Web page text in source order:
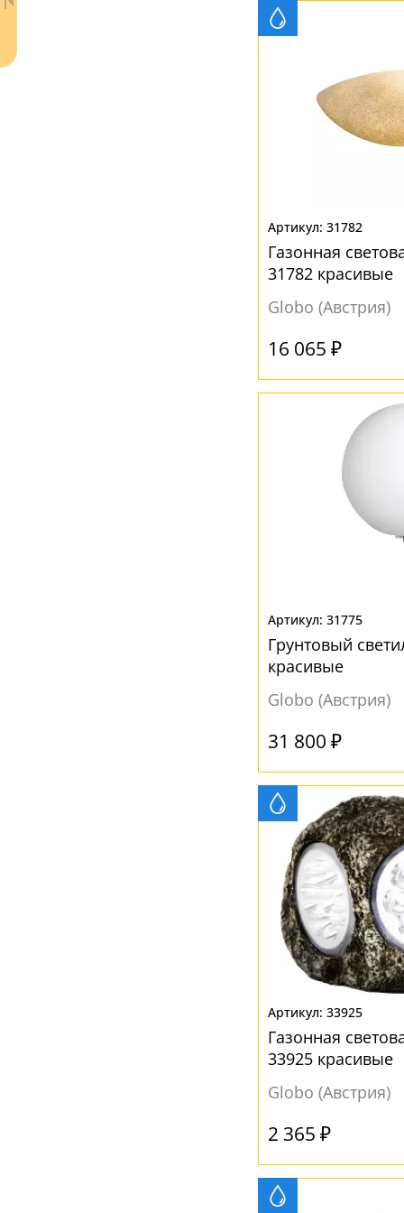
- бесплатно по России
- бесплатная доставка
31782
Газонная
31782 красивые
Globo (Австрия)
16 065 ₽
31775
Грунтовый
красивые
Globo (Австрия)
31 800 ₽
33925
Газонная
33925 красивые
Globo (Австрия)
2 365 ₽